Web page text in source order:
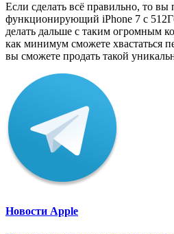
Если сделать всё правильно, то вы
функционирующий iPhone 7 с
делать дальше с таким огромным
как минимум сможете хвастаться
вы сможете продать такой
Новости Apple